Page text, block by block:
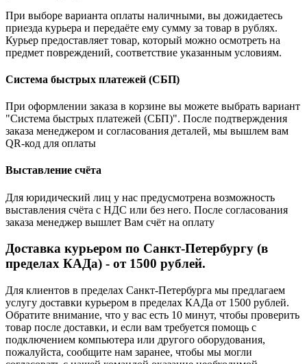
При выборе варианта оплаты наличными, вы дожидаетесь
приезда курьера и передаёте ему сумму за товар в рублях.
Курьер предоставляет товар, который можно осмотреть на
предмет повреждений, соответствие указанным условиям.
Система быстрых платежей (СБП)
При оформлении заказа в корзине вы можете выбрать вариант
"Система быстрых платежей (СБП)". После подтверждения
заказа менеджером и согласования деталей, мы вышлем вам
QR-код для оплаты
Выставление счёта
Для юридический лиц у нас предусмотрена возможность
выставления счёта с НДС или без него. После согласования
заказа менеджер вышлет Вам счёт на оплату
Доставка курьером по Санкт-Петербургу (в
пределах КАДа) - от 1500 рублей.
Для клиентов в пределах Санкт-Петербурга мы предлагаем
услугу доставки курьером в пределах КАДа от 1500 рублей.
Обратите внимание, что у вас есть 10 минут, чтобы проверить
товар после доставки, и если вам требуется помощь с
подключением компьютера или другого оборудования,
пожалуйста, сообщите нам заранее, чтобы мы могли